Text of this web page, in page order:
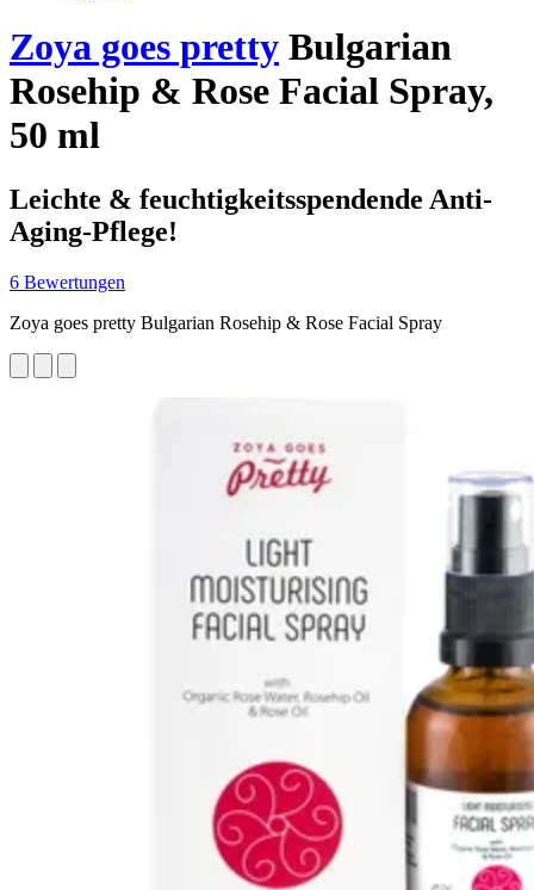
Zoya goes pretty Bulgarian
Rosehip & Rose Facial Spray,
50 ml
Leichte & feuchtigkeitsspendende Anti-
Aging-Pflege!
6 Bewertungen
Zoya goes pretty Bulgarian Rosehip & Rose Facial Spray